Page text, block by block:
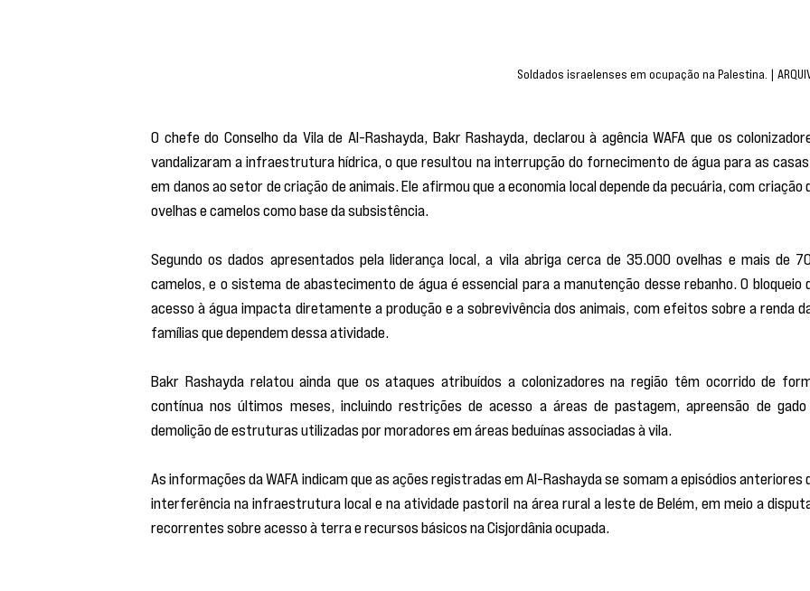
Soldados israelenses em ocupação na Palestina. |
O chefe do Conselho da Vila de Al-Rashayda, Bakr Rashayda, declarou à agência WAFA que os
vandalizaram a infraestrutura hídrica, o que resultou na interrupção do fornecimento de água para as
em danos ao setor de criação de animais. Ele afirmou que a economia local depende da pecuária, com criação
ovelhas e camelos como base da subsistência.
Segundo os dados apresentados pela liderança local, a vila abriga cerca de 35.000 ovelhas e mais de
camelos, e o sistema de abastecimento de água é essencial para a manutenção desse rebanho. O bloqueio
acesso à água impacta diretamente a produção e a sobrevivência dos animais, com efeitos sobre a renda
famílias que dependem dessa atividade.
Bakr Rashayda relatou ainda que os ataques atribuídos a colonizadores na região têm ocorrido de
contínua nos últimos meses, incluindo restrições de acesso a áreas de pastagem, apreensão de
demolição de estruturas utilizadas por moradores em áreas beduínas associadas à vila.
As informações da WAFA indicam que as ações registradas em Al-Rashayda se somam a episódios anteriores
interferência na infraestrutura local e na atividade pastoril na área rural a leste de Belém, em meio a
recorrentes sobre acesso à terra e recursos básicos na Cisjordânia ocupada.